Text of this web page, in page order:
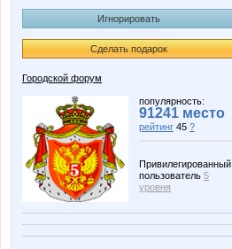
Игнорировать
Сделать подарок
Городской форум
популярность:
91241 место
рейтинг 45 ?
Привилегированный
пользователь 5
уровня